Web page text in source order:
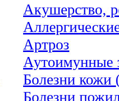
Акушерство,
Артроз
Аутоимунные
Болезни кожи
Болезни